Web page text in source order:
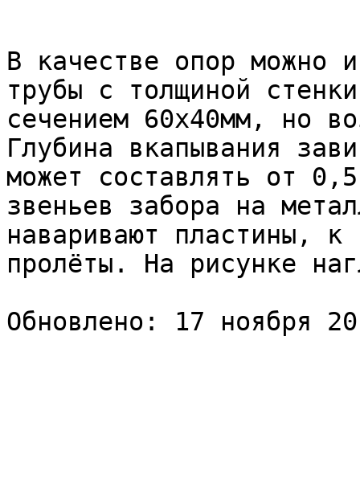
В качестве опор можно
трубы с толщиной
сечением 60х40мм, но
Глубина вкапывания
может составлять от
звеньев забора на
наваривают пластины, к
пролёты. На рисунке